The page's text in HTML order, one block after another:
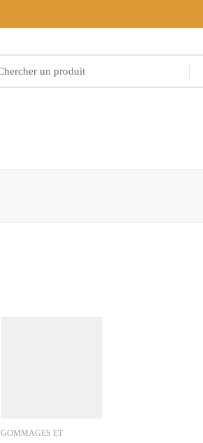
GOMMAGES ET